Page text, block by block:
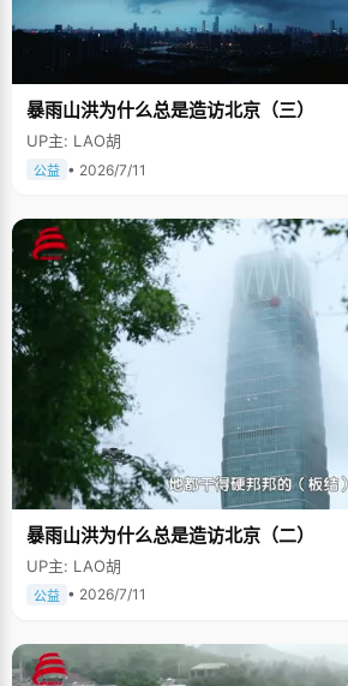
暴雨山洪为什么总是造访北京（三）
UP主: LAO胡
公益 • 2026/7/11
暴雨山洪为什么总是造访北京（二）
UP主: LAO胡
公益 • 2026/7/11